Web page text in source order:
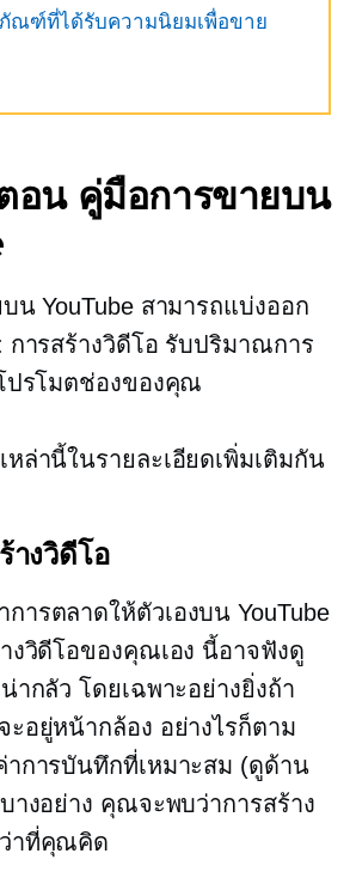
ณฑ์ที่ได้รับความนิยมเพื่อขาย
อนคู่มือการขายบน
น YouTube สามารถแบ่งออก
ารสร้างวิดีโอ รับปริมาณการ
ปรโมตช่องของคุณ
ล่านี้ในรายละเอียดเพิ่มเติมกัน
างวิดีโอ
ารตลาดให้ตัวเองบน YouTube
งวิดีโอของคุณเอง นี้อาจฟังดู
ากลัว โดยเฉพาะอย่างยิ่งถ้า
อยู่หน้ากล้อง อย่างไรก็ตาม
การบันทึกที่เหมาะสม (ดูด้าน
งอย่าง คุณจะพบว่าการสร้าง
ว่าที่คุณคิด